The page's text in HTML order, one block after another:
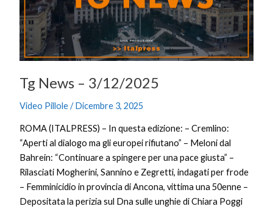
Tg News – 3/12/2025
Video Pillole/Dicembre 3, 2025
ROMA (ITALPRESS) – In questa edizione: – Cremlino:
“Aperti al dialogo ma gli europei rifiutano” – Meloni dal
Bahrein: “Continuare a spingere per una pace giusta” –
Rilasciati Mogherini, Sannino e Zegretti, indagati per frode
– Femminicidio in provincia di Ancona, vittima una 50enne –
Depositata la perizia sul Dna sulle unghie di Chiara Poggi